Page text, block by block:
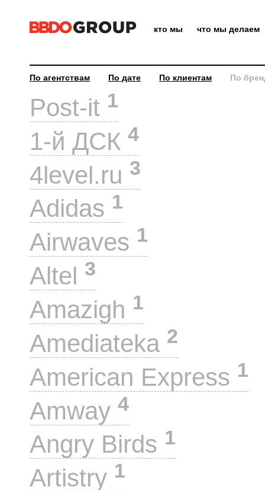
кто мы что мы делаем
По агентствам По дате По клиентам По
Post-it 1
1-й ДСК 4
4level.ru 3
Adidas 1
Airwaves 1
Altel 3
Amazigh 1
Amediateka 2
American Express 1
Amway 4
Angry Birds 1
Artistry 1